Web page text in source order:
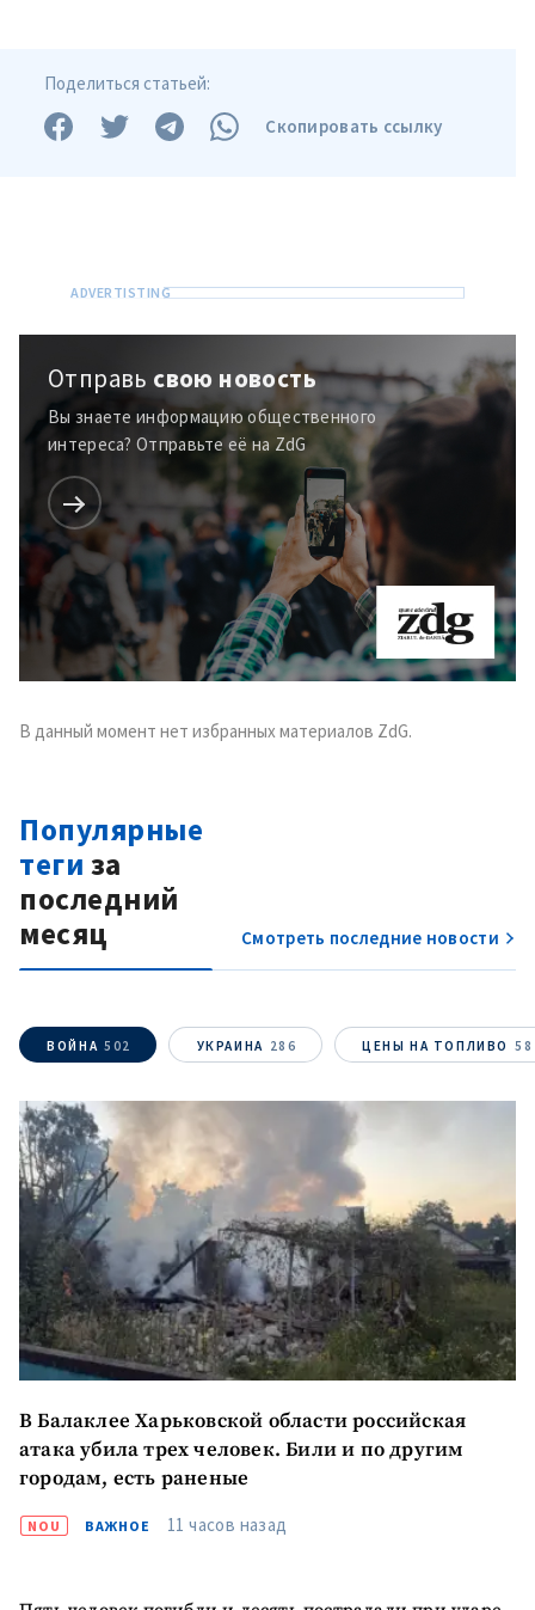
în Română
Поделиться статьей:
Скопировать ссылку
Отправь свою новость
Вы знаете информацию общественного
интереса? Отправьте её на ZdG
В данный момент нет избранных материалов ZdG.
Популярные
теги за
последний
месяц
Смотреть последние новости
ВОЙНА 502 УКРАИНА 286 ЦЕНЫ НА ТОПЛИВО 58
В Балаклее Харьковской области российская
атака убила трех человек. Били и по другим
городам, есть раненые
NOU ВАЖНОЕ 11 часов назад
МОЯ НОВОСТЬ
Заголовок новости
+ Добавить
заголовок
Фотография
+ Загрузить
изображение
Ссылка на медиа
+ Добавить ссылку на
+ Добавить текст